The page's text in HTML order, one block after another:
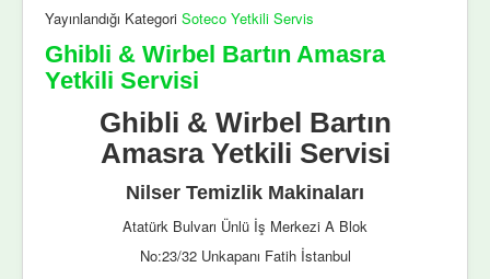
Yayınlandığı Kategori Soteco Yetkili Servis
Ghibli & Wirbel Bartın Amasra
Yetkili Servisi
Ghibli & Wirbel Bartın
Amasra Yetkili Servisi
Nilser Temizlik Makinaları
Atatürk Bulvarı Ünlü İş Merkezi A Blok
No:23/32 Unkapanı Fatih İstanbul